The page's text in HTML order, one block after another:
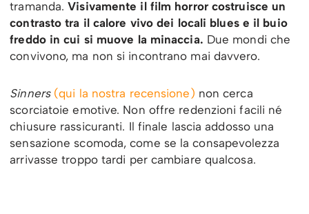
tramanda.Visivamente il film horror costruisce un
contrasto tra il calore vivo dei locali blues e il buio
freddo in cui si muove la minaccia. Due mondi che
convivono, ma non si incontrano mai davvero.
Sinners (qui la nostra recensione) non cerca
scorciatoie emotive. Non offre redenzioni facili né
chiusure rassicuranti. Il finale lascia addosso una
sensazione scomoda, come se la consapevolezza
arrivasse troppo tardi per cambiare qualcosa.